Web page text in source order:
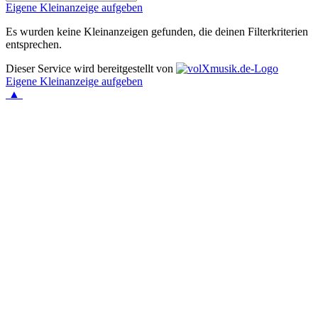
Eigene Kleinanzeige aufgeben
Es wurden keine Kleinanzeigen gefunden, die deinen Filterkriterien
entsprechen.
Dieser Service wird bereitgestellt von
Eigene Kleinanzeige aufgeben
▲